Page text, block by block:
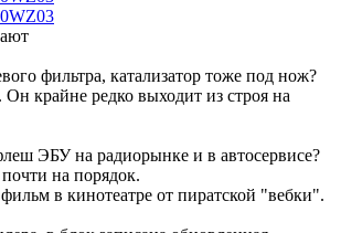
фильтра, катализатор тоже под нож?
Он крайне редко выходит из строя на
ЭБУ на радиорынке и в автосервисе?
на порядок.
в кинотеатре от пиратской "вебки".